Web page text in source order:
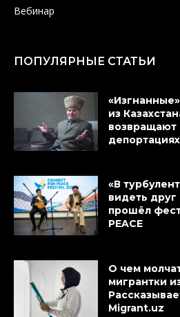
Вебинар
ПОПУЛЯРНЫЕ СТАТЬИ
из
возвращают
депортациях
«В
видеть друг
прошёл
PEACE
О чем
мигрантки
Migrant.uz